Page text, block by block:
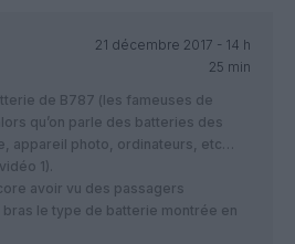
21 décembre 2017 - 14 h
25 min
de B787 (les fameuses de
qu’on parle des batteries des
appareil photo, ordinateurs, etc…
1).
avoir vu des passagers
le type de batterie montrée en